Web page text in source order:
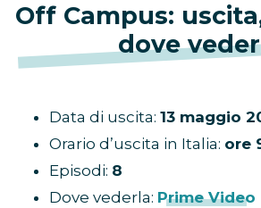
Off Campus:
dove
Data di uscita: 13 maggio
Orario d’uscita in Italia: ore
Episodi: 8
Dove vederla: Prime Video